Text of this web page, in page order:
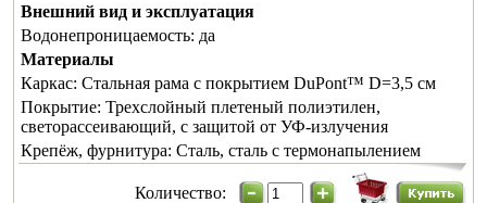
Внешний вид и эксплуатация
Водонепроницаемость: да
Материалы
Каркас: Стальная рама с покрытием DuPont™ D=3,5 см
Покрытие: Трехслойный плетеный полиэтилен,
светорассеивающий, с защитой от УФ-излучения
Крепёж, фурнитура: Сталь, сталь с термонапылением
Количество: